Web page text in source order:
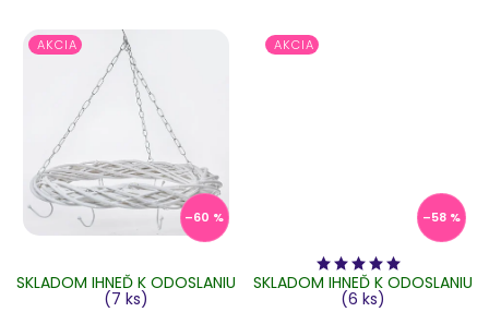
AKCIA
–60 %
SKLADOM IHNEĎ K ODOSLANIU
(7 ks)
AKCIA
–58 %
SKLADOM IHNEĎ K ODOSLANIU
(6 ks)